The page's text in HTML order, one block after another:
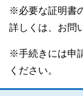
※必要な証明書
詳しくは、お問
※手続きには申
ください。